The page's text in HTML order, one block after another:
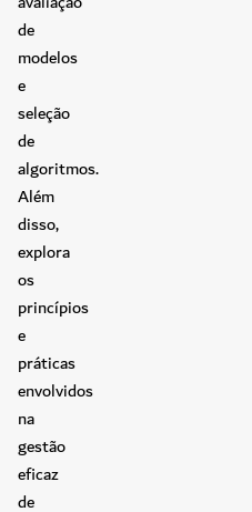
de
modelos
e
seleção
de
algoritmos.
Além
disso,
explora
os
princípios
e
práticas
envolvidos
na
gestão
eficaz
de